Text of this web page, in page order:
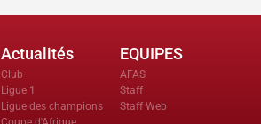
Actualités
Club
Ligue 1
Ligue des champions
EQUIPES
AFAS
Staff
Staff Web